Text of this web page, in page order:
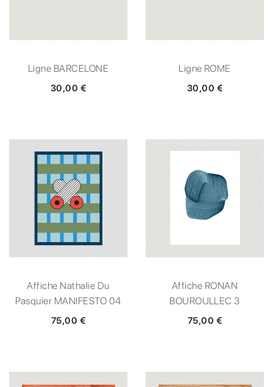
Ligne BARCELONE
30,00 €
Ligne ROME
30,00 €
Affiche Nathalie Du
Pasquier MANIFESTO 04
75,00 €
Affiche RONAN
BOUROULLEC 3
75,00 €